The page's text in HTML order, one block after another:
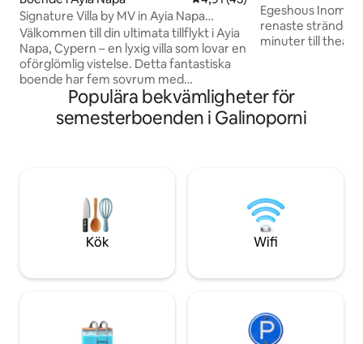
Signature Villa by MV in Ayia Napa
Cyprus
Välkommen till din ultimata tillflykt i Ayia
Napa, Cypern – en lyxig villa som lovar en
oförglömlig vistelse. Detta fantastiska
boende har fem sovrum med
dubbelsäng, vart och ett med eget
badrum, tillsammans med ett
enkelsängsrum med eget badrum, vilket
garanterar både säkerhet och
exklusivitet, vilket gör den till en perfekt
tillflyktsort för familjer och grupper.
Egeshous Inom
renaste
minuter till
inte känner
Verandorna är
keramik. Huset
Populära bekvämligheter för
semesterboenden i Galinoporni
Kök Wifi